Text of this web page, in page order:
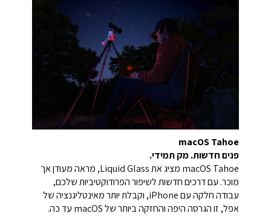
macOS Tahoe
פנים חדשות. מק תמידי.
macOS Tahoe מציג את Liquid Glass, מראה מעודן אך
מוכר. עם דרכים חדשות לשיפור הפרודוקטיביות שלכם,
עבודה חלקה עם iPhone, וקבלת יותר מאינטליגנציה של
אפל, זו הגרסה היפה והחזקה ביותר של macOS עד כה.